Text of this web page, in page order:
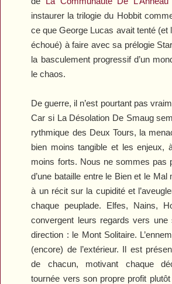
instaurer la trilogie du Hobbitcomme
ce que George Lucas avait tenté (et
échoué) à faire avec sa prélogie
la basculement progressif d’un
le chaos.
De guerre, il n’est pourtant pas
Car si La Désolation De Smaug
rythmique des Deux Tours, la
bien moins tangible et les enjeux,
moins forts. Nous ne sommes
d’une bataille entre le Bien et le Mal
à un récit sur la cupidité et
chaque peuplade. Elfes, Nains,
convergent leurs regards vers une
direction : le Mont Solitaire.
(encore) de l’extérieur. Il est
de chacun, motivant chaque
tournée vers son propre profit